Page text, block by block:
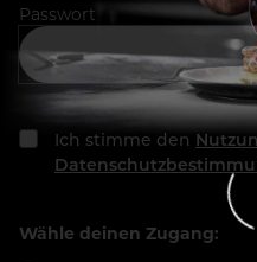
Passwort
Ich stimme den
Wähle deinen Zugang: